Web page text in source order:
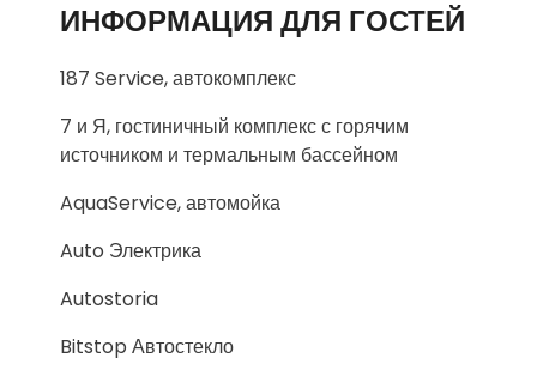
ИНФОРМАЦИЯ ДЛЯ ГОСТЕЙ
187 Service, автокомплекс
7 и Я, гостиничный комплекс с горячим
источником и термальным бассейном
AquaService, автомойка
Auto Электрика
Autostoria
Bitstop Автостекло